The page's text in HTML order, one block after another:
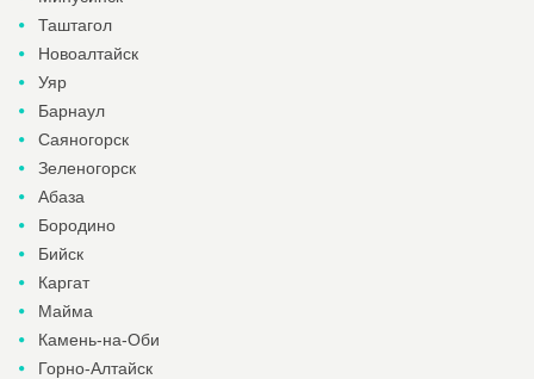
Таштагол
Новоалтайск
Уяр
Барнаул
Саяногорск
Зеленогорск
Абаза
Бородино
Бийск
Каргат
Майма
Камень-на-Оби
Горно-Алтайск